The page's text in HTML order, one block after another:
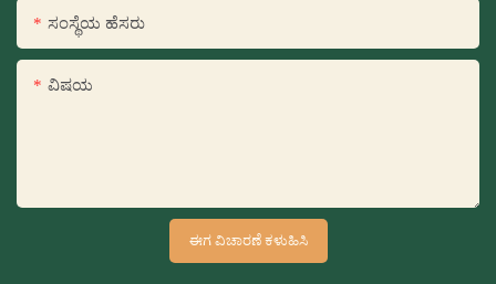
ಸಂಸ್ಥೆಯ ಹೆಸರು
ವಿಷಯ
ಈಗ ವಿಚಾರಣೆ ಕಳುಹಿಸಿ